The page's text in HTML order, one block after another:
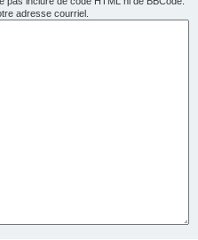
adresse courriel.